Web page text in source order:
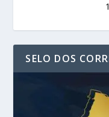
1
SELO DOS